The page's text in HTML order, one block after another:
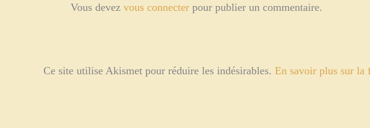
Vous devez vous connecter pour publier un commentaire.
Ce site utilise Akismet pour réduire les indésirables. En savoir plus sur la